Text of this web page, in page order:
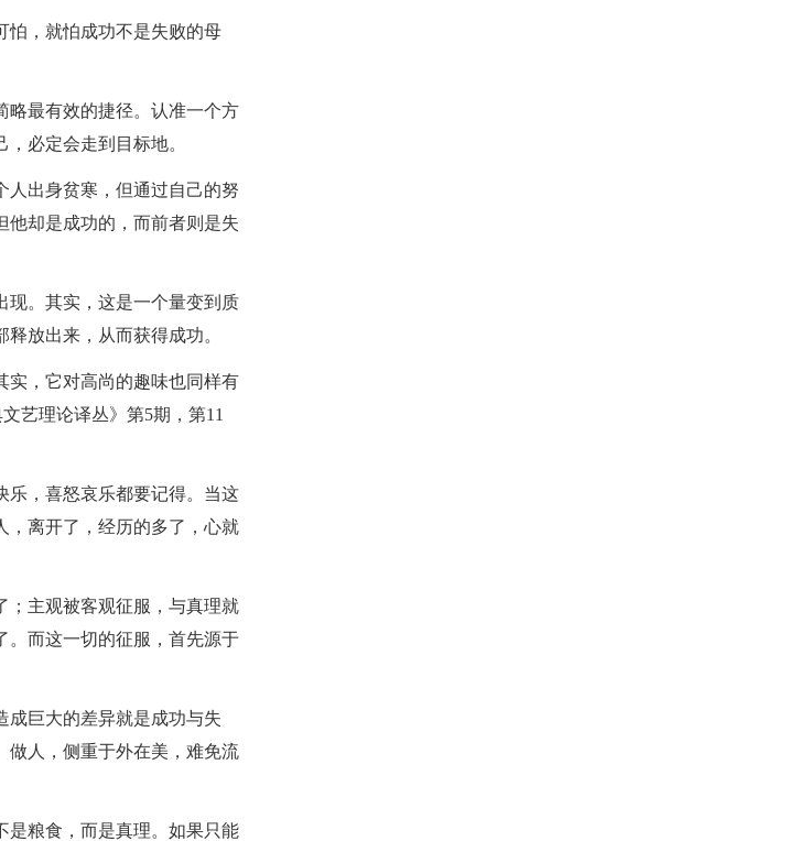
怕，就怕成功不是失败的母
略最有效的捷径。认准一个方
必定会走到目标地。
人出身贫寒，但通过自己的努
他却是成功的，而前者则是失
现。其实，这是一个量变到质
放出来，从而获得成功。
实，它对高尚的趣味也同样有
艺理论译丛》第5期，第11
乐，喜怒哀乐都要记得。当这
，离开了，经历的多了，心就
；主观被客观征服，与真理就
。而这一切的征服，首先源于
成巨大的差异就是成功与失
做人，侧重于外在美，难免流
是粮食，而是真理。如果只能